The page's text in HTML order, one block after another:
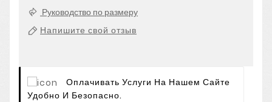
Руководство по размеру
Напишите свой отзыв
Оплачивать Услуги На Нашем Сайте
Удобно И Безопасно.